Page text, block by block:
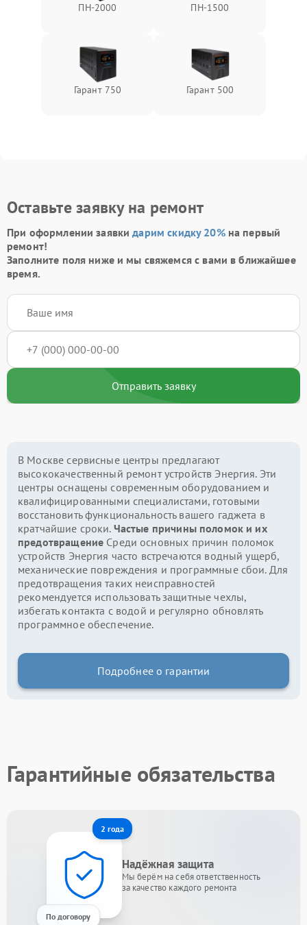
ПН-2000 ПН-1500
Гарант 750 Гарант 500
Оставьте заявку на ремонт
При оформлении заявкидарим скидку 20%на первый
ремонт!
Заполните поля ниже и мы свяжемся с вами в ближайшее
время.
Отправить заявку
В Москве сервисные центры предлагают
высококачественный ремонт устройств Энергия. Эти
центры оснащены современным оборудованием и
квалифицированными специалистами, готовыми
восстановить функциональность вашего гаджета в
кратчайшие сроки. Частые причины поломок и их
предотвращение Среди основных причин поломок
устройств Энергия часто встречаются водный ущерб,
механические повреждения и программные сбои. Для
предотвращения таких неисправностей
рекомендуется использовать защитные чехлы,
избегать контакта с водой и регулярно обновлять
программное обеспечение.
Подробнее о гарантии
Гарантийные обязательства
2 года
По договору
Надёжная защита
Мы берём на себя ответственность
за качество каждого ремонта